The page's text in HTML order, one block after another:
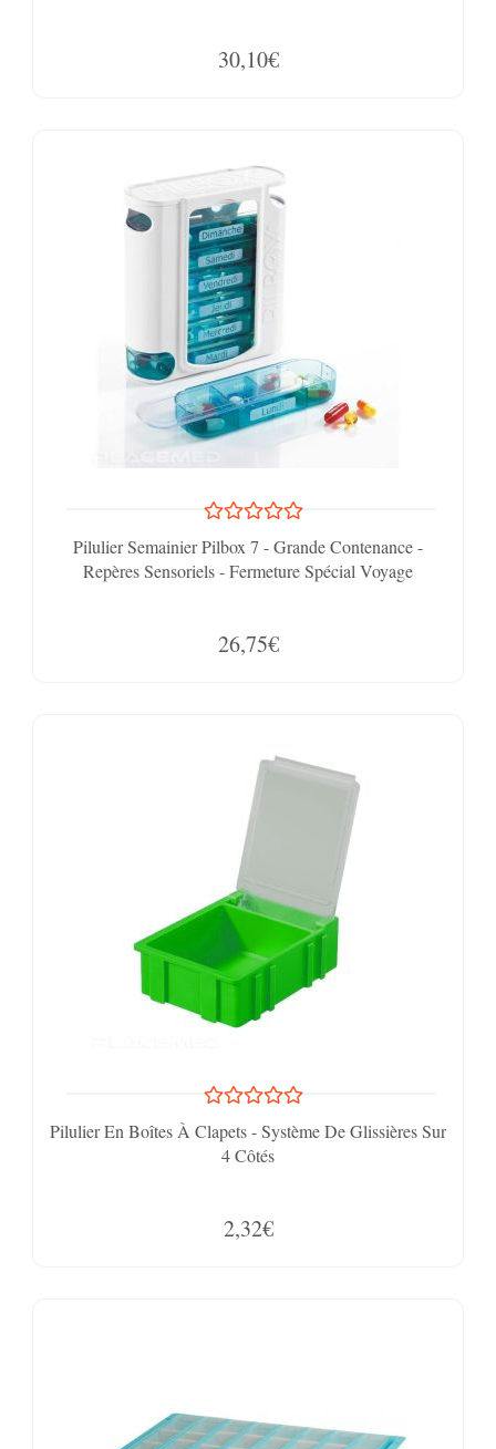
30,10€
Pilulier Semainier Pilbox 7 - Grande Contenance -
Repères Sensoriels - Fermeture Spécial Voyage
26,75€
Pilulier En Boîtes À Clapets - Système De Glissières Sur
4 Côtés
2,32€